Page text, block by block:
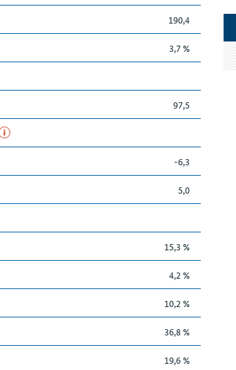
190,4
3,7 %
97,5
-6,3
5,0
15,3 %
4,2 %
10,2 %
36,8 %
19,6 %